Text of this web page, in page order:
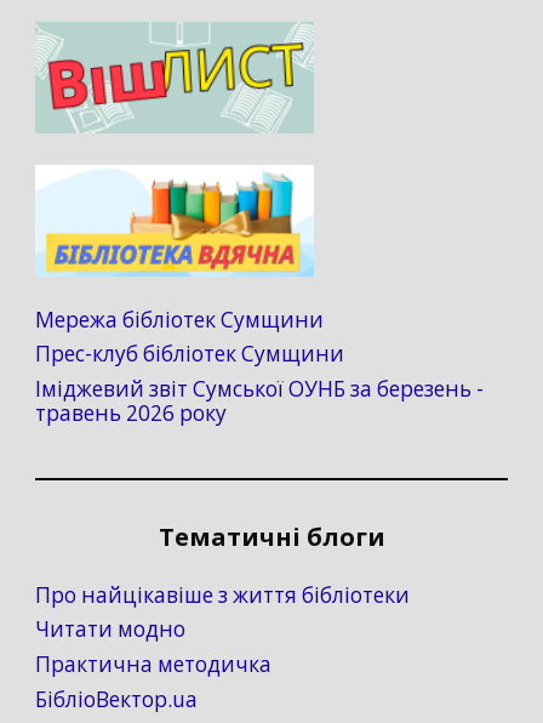
Мережа бібліотек Сумщини
Прес-клуб бібліотек Сумщини
Іміджевий звіт Сумської ОУНБ за березень -
травень 2026 року
Тематичні блоги
Про найцікавіше з життя бібліотеки
Читати модно
Практична методичка
БібліоВектор.ua